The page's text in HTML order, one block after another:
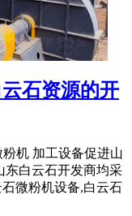
石资源的开
机 加工设备促进山
东白云石开发商均采
微粉机设备,白云石